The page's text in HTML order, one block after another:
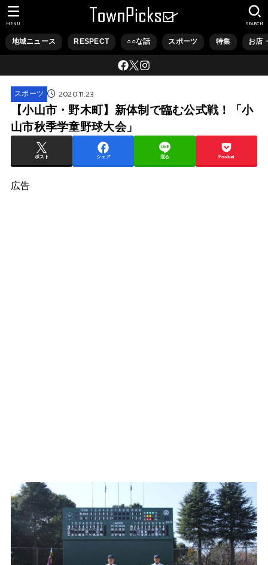
地域ニュース RESPECT ○○な話 スポーツ 特集 お店
SEARCH
MENU
スポーツ 2020.11.23
【小山市・野木町】新体制で臨む公式戦！「小
山市秋季学童野球大会」
ポスト シェア 送る Pocket
広告